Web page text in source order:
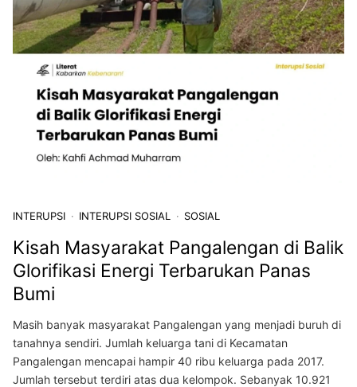
INTERUPSI INTERUPSI SOSIAL SOSIAL
Kisah Masyarakat Pangalengan di Balik
Glorifikasi Energi Terbarukan Panas
Bumi
Masih banyak masyarakat Pangalengan yang menjadi buruh di
tanahnya sendiri. Jumlah keluarga tani di Kecamatan
Pangalengan mencapai hampir 40 ribu keluarga pada 2017.
Jumlah tersebut terdiri atas dua kelompok. Sebanyak 10.921